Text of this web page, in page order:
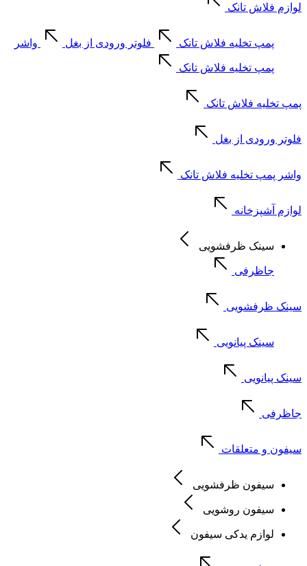
لوازم فلاش تانک
پمپ تخلیه فلاش تانک فلوتر ورودی از بغل واشر
پمپ تخلیه فلاش تانک
پمپ تخلیه فلاش تانک
فلوتر ورودی از بغل
واشر پمپ تخلیه فلاش تانک
لوازم آشپزخانه
سینک ظرفشویی
جاظرفی
سینک ظرفشویی
سینک پیانویی
سینک پیانویی
جاظرفی
سیفون و متعلقات
سیفون ظرفشویی
سیفون روشویی
لوازم یدکی سیفون